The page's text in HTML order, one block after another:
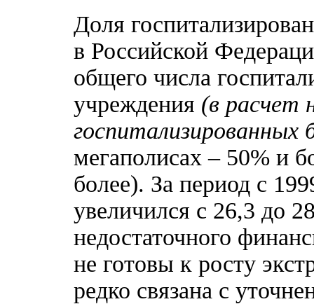
Доля
в Российской
общего числа
учреждения (в расчет
госпитализированных
мегаполисах – 50% и
более). За период с
увеличился с 26,3 до
недостаточного
не готовы к росту
редко связана с